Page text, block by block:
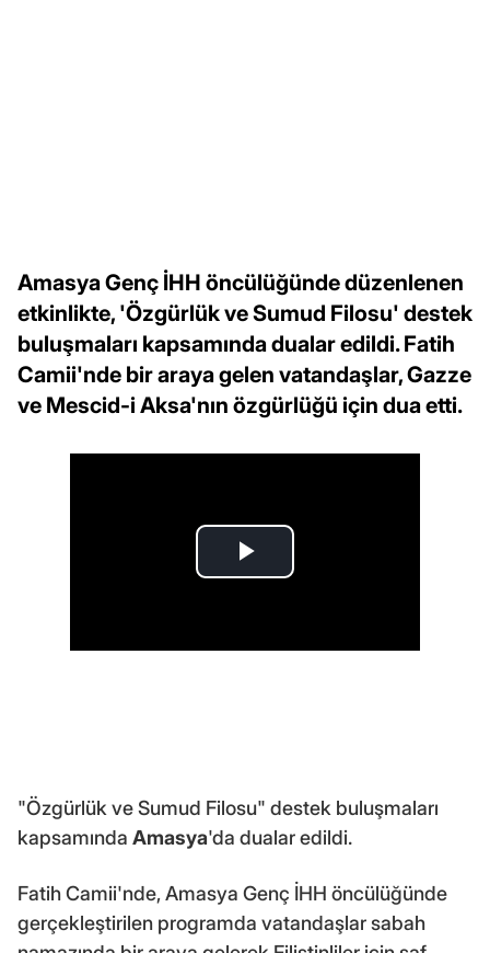
Amasya Genç İHH öncülüğünde düzenlenen
etkinlikte, 'Özgürlük ve Sumud Filosu' destek
buluşmaları kapsamında dualar edildi. Fatih
Camii'nde bir araya gelen vatandaşlar, Gazze
ve Mescid-i Aksa'nın özgürlüğü için dua etti.
"Özgürlük ve Sumud Filosu" destek buluşmaları
kapsamında Amasya'da dualar edildi.
Fatih Camii'nde, Amasya Genç İHH öncülüğünde
gerçekleştirilen programda vatandaşlar sabah